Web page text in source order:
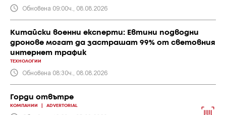
Обновена 09:00ч., 08.08.2026
Китайски военни експерти: Евтини подводни
дронове могат да застрашат 99% от световния
интернет трафик
ТЕХНОЛОГИИ
Обновена 08:30ч., 08.08.2026
Горди отвътре
КОМПАНИИ ADVERTORIAL